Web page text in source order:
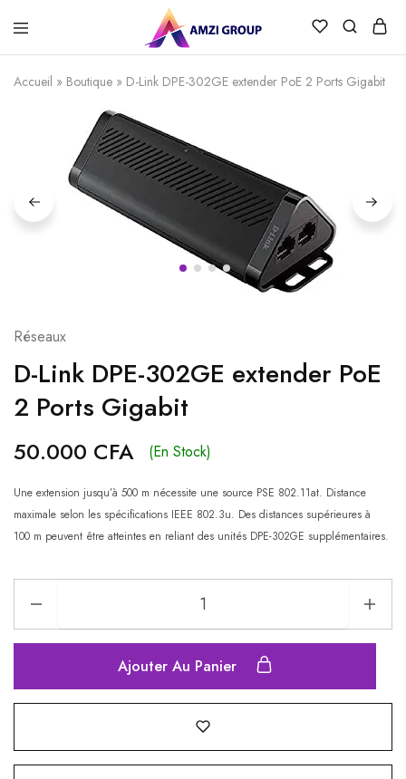
Accueil » Boutique » D-Link DPE-302GE extender PoE 2 Ports Gigabit
Réseaux
D-Link DPE-302GE extender PoE
2 Ports Gigabit
50.000 CFA (En Stock)
Une extension jusqu’à 500 m nécessite une source PSE 802.11at. Distance
maximale selon les spécifications IEEE 802.3u. Des distances supérieures à
100 m peuvent être atteintes en reliant des unités DPE-302GE supplémentaires.
Ajouter Au Panier